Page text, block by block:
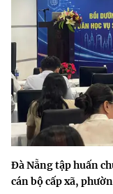
Đà Nẵng tập huấn
cán bộ cấp xã,